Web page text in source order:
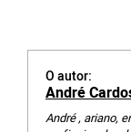
O autor:
André
André , ariano,